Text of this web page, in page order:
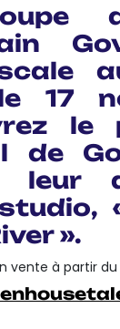
17
le
de
leur
».
vente à partir du